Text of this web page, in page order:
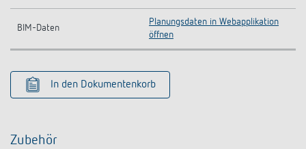
BIM-Daten
Planungsdaten in Webapplikation
öffnen
In den Dokumentenkorb
Zubehör